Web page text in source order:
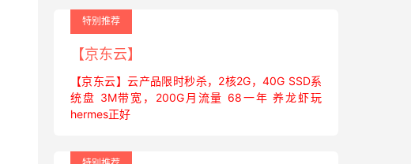
特别推荐
【京东云】
【京东云】云产品限时秒杀，2核2G，40G SSD系
统盘 3M带宽，200G月流量 68一年 养龙虾玩
hermes正好